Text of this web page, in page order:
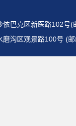
依巴克区新医路102号(
磨沟区观景路100号 (